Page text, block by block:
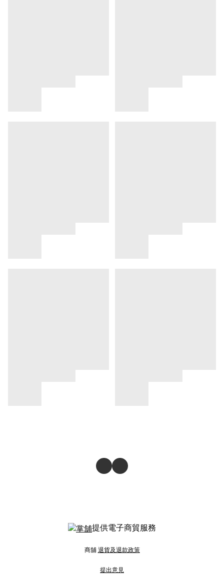
提供電子商貿服務
商舖 退貨及退款政策
提出意見